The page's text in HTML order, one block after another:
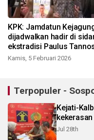
KPK: Jamdatun
dijadwalkan hadir di
ekstradisi Paulus
Kamis, 5 Februari 2026
Terpopuler -
Kejati-
Jul 28th